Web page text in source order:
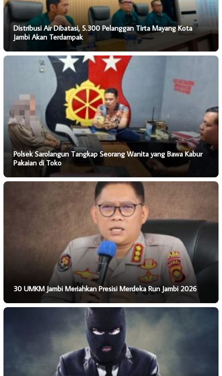
Distribusi Air Dibatasi, 5.300 Pelanggan Tirta Mayang Kota
Jambi Akan Terdampak
Polsek Sarolangun Tangkap Seorang Wanita yang Bawa Kabur
Pakaian di Toko
30 UMKM Jambi Meriahkan Presisi Merdeka Run Jambi 2026